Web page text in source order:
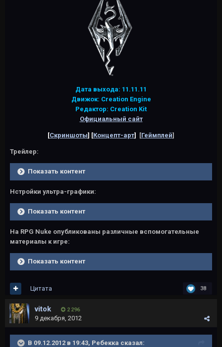
Дата выхода: 11.11.11
Движок: Creation Engine
Редактор: Creation Kit
Официальный сайт
[Скриншоты] [Концепт-арт] [Геймплей]
Трейлер:
Показать контент
Нстройки ультра-графики:
Показать контент
На RPG Nuke опубликованы различные вспомогательные
материалы к игре:
Показать контент
38
Цитата
vitok 2 296
9 декабря, 2012
В 09.12.2012 в 19:43, Ребекка сказал: